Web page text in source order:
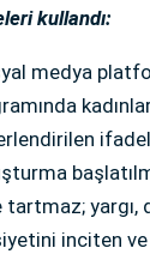
kullandı:
medya
tartmaz; yargı,
inciten